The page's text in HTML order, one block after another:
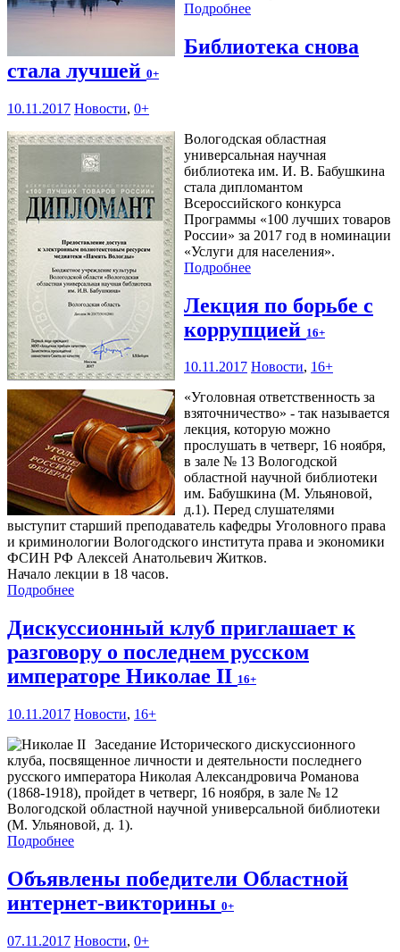
Подробнее
Библиотека снова
стала лучшей 0+
10.11.2017 Новости, 0+
Вологодская областная
универсальная научная
библиотека им. И. В. Бабушкина
стала дипломантом
Всероссийского конкурса
Программы «100 лучших товаров
России» за 2017 год в номинации
«Услуги для населения».
Подробнее
Лекция по борьбе с
коррупцией 16+
10.11.2017 Новости, 16+
«Уголовная ответственность за
взяточничество» - так называется
лекция, которую можно
прослушать в четверг, 16 ноября,
в зале № 13 Вологодской
областной научной библиотеки
им. Бабушкина (М. Ульяновой,
д.1). Перед слушателями
выступит старший преподаватель кафедры Уголовного права
и криминологии Вологодского института права и экономики
ФСИН РФ Алексей Анатольевич Житков.
Начало лекции в 18 часов.
Подробнее
Дискуссионный клуб приглашает к
разговору о последнем русском
императоре Николае II 16+
10.11.2017 Новости, 16+
Заседание Исторического дискуссионного
клуба, посвященное личности и деятельности последнего
русского императора Николая Александровича Романова
(1868-1918), пройдет в четверг, 16 ноября, в зале № 12
Вологодской областной научной универсальной библиотеки
(М. Ульяновой, д. 1).
Подробнее
Объявлены победители Областной
интернет-викторины 0+
07.11.2017 Новости, 0+